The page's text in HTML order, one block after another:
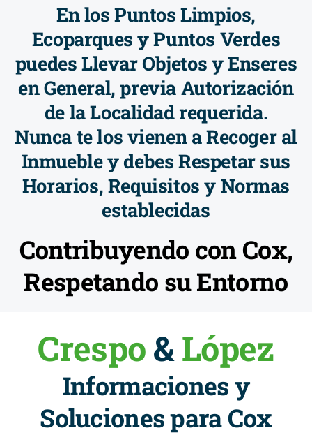
En los Puntos Limpios,
Ecoparques y Puntos Verdes
puedes Llevar Objetos y Enseres
en General, previa Autorización
de la Localidad requerida.
Nunca te los vienen a Recoger al
Inmueble y debes Respetar sus
Horarios, Requisitos y Normas
establecidas
Contribuyendo con Cox,
Respetando su Entorno
Crespo&López
Informaciones y
Soluciones para Cox